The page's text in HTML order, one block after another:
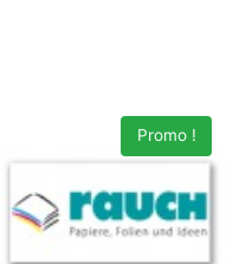
Promo !